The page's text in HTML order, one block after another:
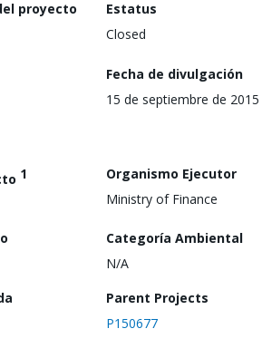
proyecto
Estatus
Closed
Fecha de divulgación
15 de septiembre de 2015
1
Organismo Ejecutor
Ministry of Finance
Categoría Ambiental
N/A
Parent Projects
P150677